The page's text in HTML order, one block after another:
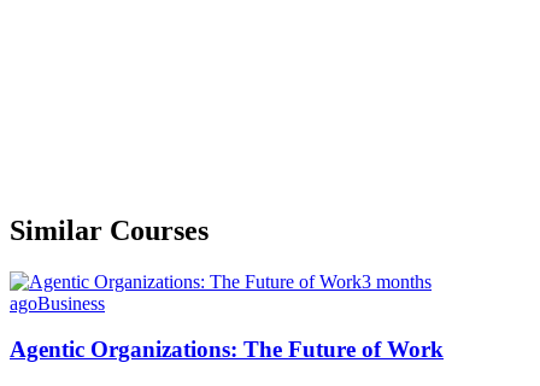
Similar Courses
3 months
agoBusiness
Agentic Organizations: The Future of Work